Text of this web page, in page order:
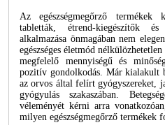
Az egészségmegőrző termékek
tabletták, étrend-kiegészítők
alkalmazása önmagában nem
egészséges életmód
megfelelő mennyiségű és
pozitív gondolkodás. Már kialakult
az orvos által felírt gyógyszereket,
gyógyulás szakaszában.
véleményét kérni arra
milyen egészségmegőrző termékek